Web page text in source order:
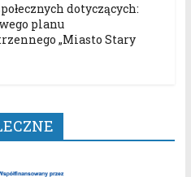
dotyczących:
planu
„Miasto Stary